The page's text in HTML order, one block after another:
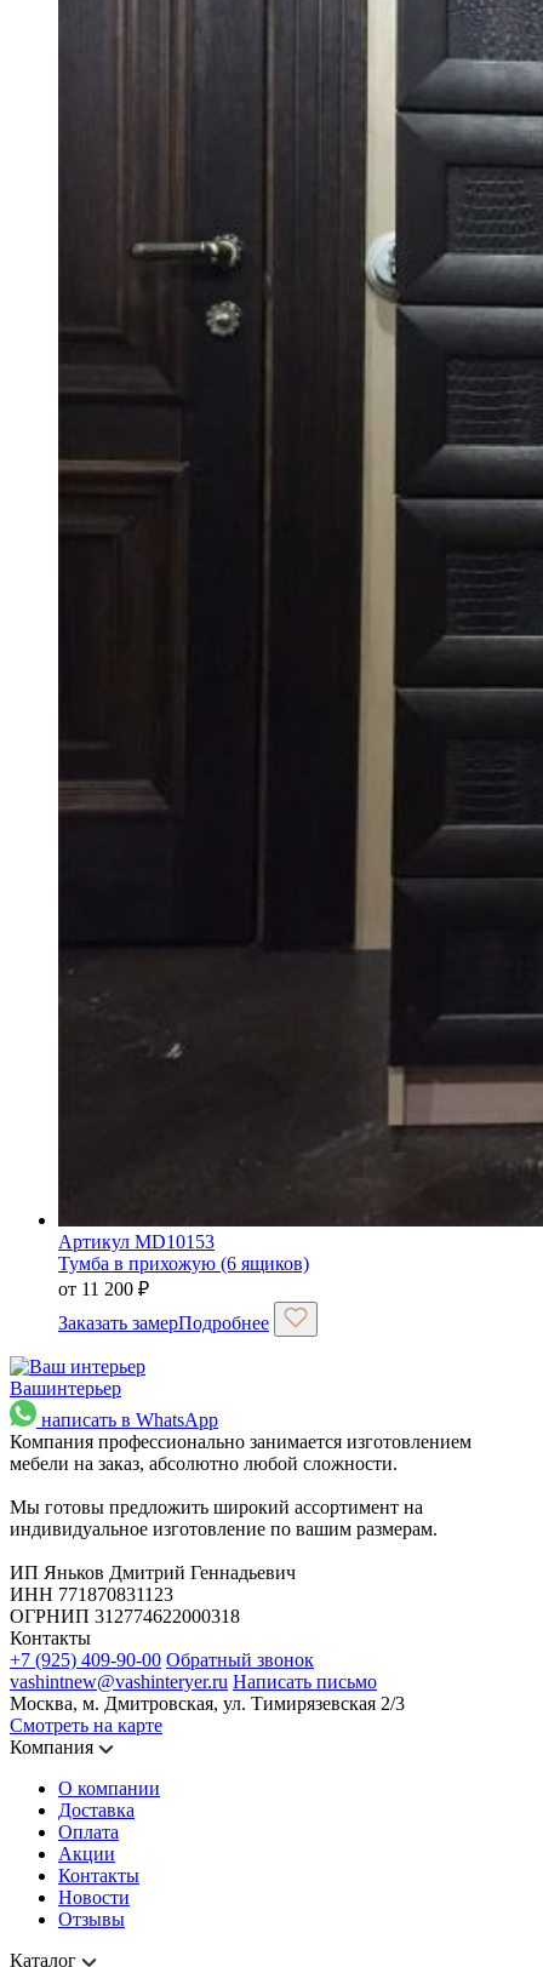
Артикул MD10153
Тумба в прихожую (6 ящиков)
от 11 200 ₽
Заказать замерПодробнее
Вашинтерьер
написать в WhatsApp
Компания профессионально занимается изготовлением
мебели на заказ, абсолютно любой сложности.
Мы готовы предложить широкий ассортимент на
индивидуальное изготовление по вашим размерам.
ИП Яньков Дмитрий Геннадьевич
ИНН 771870831123
ОГРНИП 312774622000318
Контакты
+7 (925) 409-90-00 Обратный звонок
vashintnew@vashinteryer.ru Написать письмо
Москва, м. Дмитровская, ул. Тимирязевская 2/3
Смотреть на карте
Компания
О компании
Доставка
Оплата
Акции
Контакты
Новости
Отзывы
Каталог